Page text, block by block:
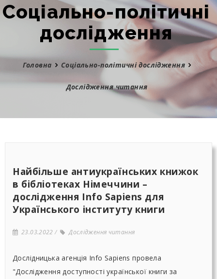
Соціально-політичні
дослідження
Головна Соціально-політичні дослідження
Дослідження читання
Найбільше антиукраїнських книжок
в бібліотеках Німеччини –
дослідження Info Sapiens для
Українського інституту книги
23.03.2022 Дослідження читання
Дослідницька агенція Info Sapiens провела
"Дослідження доступності української книги за